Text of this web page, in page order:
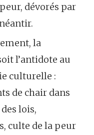
dévorés par
la
l’antidote au
culturelle :
de chair dans
lois,
culte de la peur